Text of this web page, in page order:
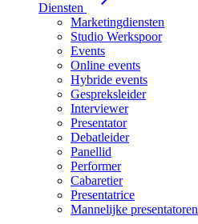
Diensten
Marketingdiensten
Studio Werkspoor
Events
Online events
Hybride events
Gespreksleider
Interviewer
Presentator
Debatleider
Panellid
Performer
Cabaretier
Presentatrice
Mannelijke presentatoren